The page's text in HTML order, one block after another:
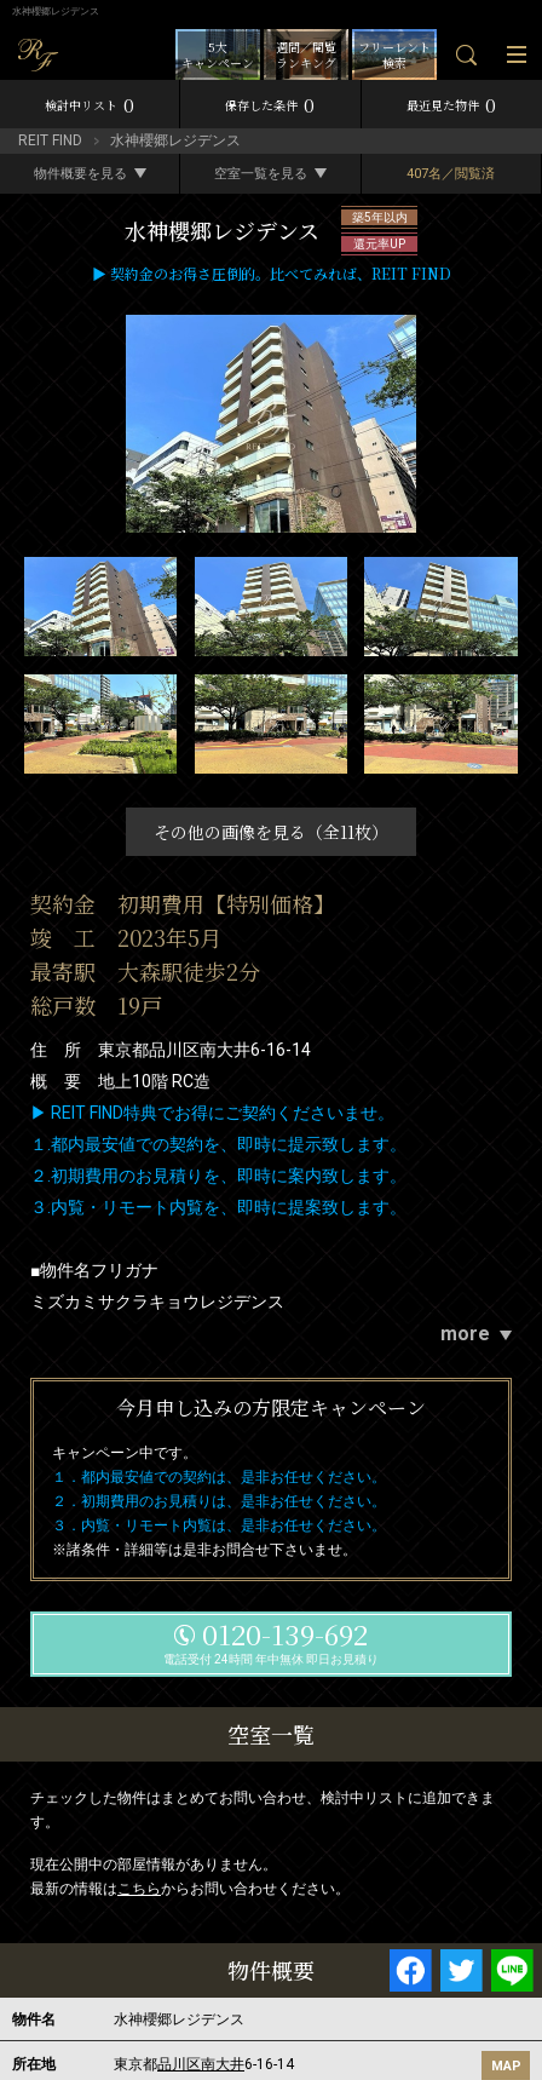
水神櫻郷レジデンス
フリーレント
検索
週間／閲覧
ランキング
5大
キャンペーン
検討中リスト 0 保存した条件 0 最近見た物件 0
REIT FIND 水神櫻郷レジデンス
物件概要を見る 空室一覧を見る 407名／閲覧済
水神櫻郷レジデンス
築5年以内
還元率UP
▶ 契約金のお得さ圧倒的。比べてみれば、REIT FIND
その他の画像を見る（全11枚）
契約金 初期費用【特別価格】
竣 工 2023年5月
最寄駅 大森駅徒歩2分
総戸数 19戸
住 所 東京都品川区南大井6-16-14
概 要 地上10階 RC造
▶ REIT FIND特典でお得にご契約くださいませ。
１.都内最安値での契約を、即時に提示致します。
２.初期費用のお見積りを、即時に案内致します。
３.内覧・リモート内覧を、即時に提案致します。
■物件名フリガナ
ミズカミサクラキョウレジデンス
more
今月申し込みの方限定キャンペーン
キャンペーン中です。
１．都内最安値での契約は、是非お任せください。
２．初期費用のお見積りは、是非お任せください。
３．内覧・リモート内覧は、是非お任せください。
※諸条件・詳細等は是非お問合せ下さいませ。
0120-139-692
電話受付 24時間 年中無休 即日お見積り
空室一覧
チェックした物件はまとめてお問い合わせ、検討中リストに追加できま
す。
現在公開中の部屋情報がありません。
最新の情報はこちらからお問い合わせください。
物件概要
物件名 水神櫻郷レジデンス
所在地 東京都品川区南大井6-16-14 MAP